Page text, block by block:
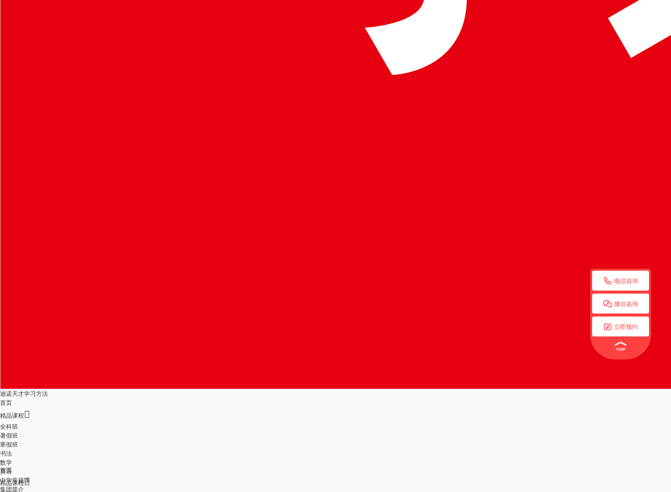
迪诺天才学习方法
首页
精品课程
全科班
暑假班
寒假班
书法
数学
英语
中学常规课
集团简介
首页
精品课程
 电话咨询
 微信咨询
 立即预约